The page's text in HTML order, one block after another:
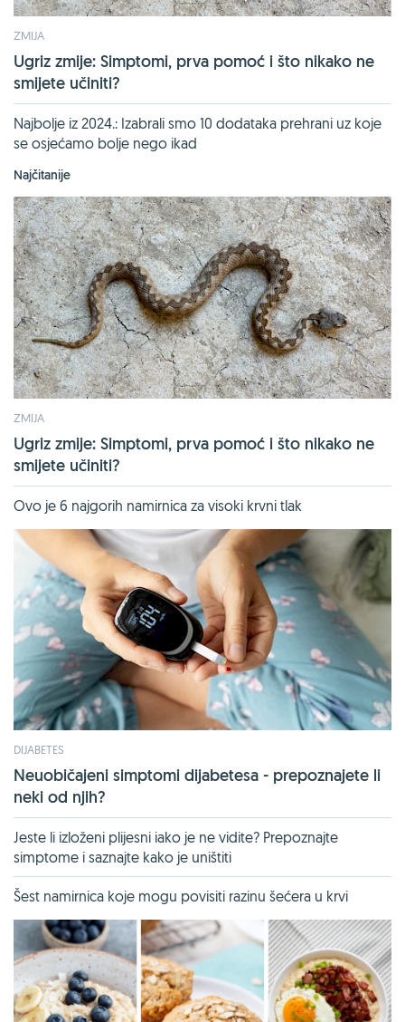
ZMIJA
Ugriz zmije: Simptomi, prva pomoć i što nikako ne
smijete učiniti?
Najbolje iz 2024.: Izabrali smo 10 dodataka prehrani uz koje
se osjećamo bolje nego ikad
Najčitanije
ZMIJA
Ugriz zmije: Simptomi, prva pomoć i što nikako ne
smijete učiniti?
Ovo je 6 najgorih namirnica za visoki krvni tlak
DIJABETES
Neuobičajeni simptomi dijabetesa - prepoznajete li
neki od njih?
Jeste li izloženi plijesni iako je ne vidite? Prepoznajte
simptome i saznajte kako je uništiti
Šest namirnica koje mogu povisiti razinu šećera u krvi